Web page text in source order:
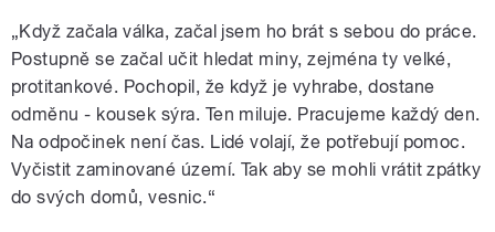
„Když začala válka, začal jsem ho brát s sebou do práce.
Postupně se začal učit hledat miny, zejména ty velké,
protitankové. Pochopil, že když je vyhrabe, dostane
odměnu - kousek sýra. Ten miluje. Pracujeme každý den.
Na odpočinek není čas. Lidé volají, že potřebují pomoc.
Vyčistit zaminované území. Tak aby se mohli vrátit zpátky
do svých domů, vesnic.“